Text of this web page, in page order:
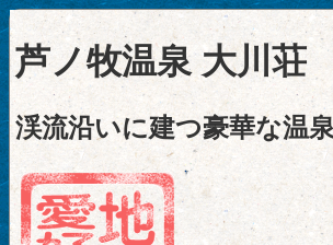
芦ノ牧温泉 大川荘
渓流沿いに建つ豪華な温